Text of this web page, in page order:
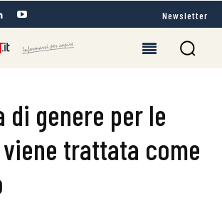
Newsletter
di genere per le
trattata come